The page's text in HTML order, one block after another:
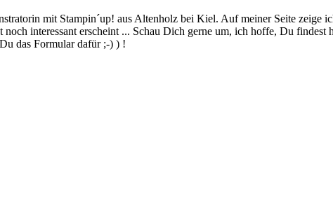
mit Stampin´up! aus Altenholz bei Kiel. Auf meiner Seite zeige
interessant erscheint ... Schau Dich gerne um, ich hoffe, Du
das Formular dafür ;-) ) !